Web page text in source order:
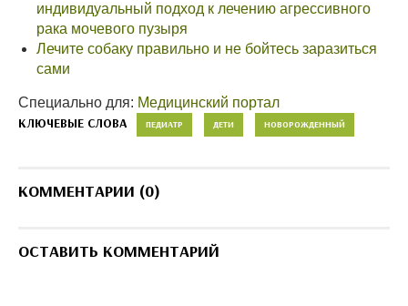
индивидуальный подход к лечению агрессивного
рака мочевого пузыря
Лечите собаку правильно и не бойтесь заразиться
сами
Специально для: Медицинский портал
КЛЮЧЕВЫЕ СЛОВА ПЕДИАТР ДЕТИ НОВОРОЖДЕННЫЙ
КОММЕНТАРИИ (0)
ОСТАВИТЬ КОММЕНТАРИЙ